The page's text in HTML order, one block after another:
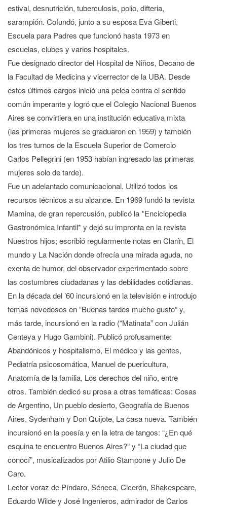
estival, desnutrición, tuberculosis, polio, difteria,
sarampión. Cofundó, junto a su esposa Eva Giberti,
Escuela para Padres que funcionó hasta 1973 en
escuelas, clubes y varios hospitales.
Fue designado director del Hospital de Niños, Decano de
la Facultad de Medicina y vicerrector de la UBA. Desde
estos últimos cargos inició una pelea contra el sentido
común imperante y logró que el Colegio Nacional Buenos
Aires se convirtiera en una institución educativa mixta
(las primeras mujeres se graduaron en 1959) y también
los tres turnos de la Escuela Superior de Comercio
Carlos Pellegrini (en 1953 habían ingresado las primeras
mujeres solo de tarde).
Fue un adelantado comunicacional. Utilizó todos los
recursos técnicos a su alcance. En 1969 fundó la revista
Mamina, de gran repercusión, publicó la *Enciclopedia
Gastronómica Infantil* y dejó su impronta en la revista
Nuestros hijos; escribió regularmente notas en Clarín, El
mundo y La Nación donde ofrecía una mirada aguda, no
exenta de humor, del observador experimentado sobre
las costumbres ciudadanas y las debilidades cotidianas.
En la década del ’60 incursionó en la televisión e introdujo
temas novedosos en “Buenas tardes mucho gusto” y,
más tarde, incursionó en la radio (“Matinata” con Julián
Centeya y Hugo Gambini). Publicó profusamente:
Abandónicos y hospitalismo, El médico y las gentes,
Pediatría psicosomática, Manuel de puericultura,
Anatomía de la familia, Los derechos del niño, entre
otros. También dedicó su prosa a otras temáticas: Cosas
de Argentino, Un pueblo desierto, Geografía de Buenos
Aires, Sydenham y Don Quijote, La casa nueva. También
incursionó en la poesía y en la letra de tangos: “¿En qué
esquina te encuentro Buenos Aires?” y “La ciudad que
conocí”, musicalizados por Atilio Stampone y Julio De
Caro.
Lector voraz de Píndaro, Séneca, Cicerón, Shakespeare,
Eduardo Wilde y José Ingenieros, admirador de Carlos